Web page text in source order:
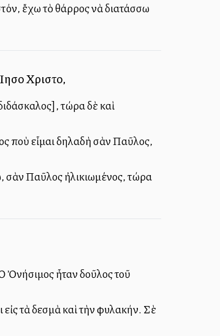
ἔχω τὸ θάρρος νὰ διατάσσω
Χριστοῦ,
τώρα δὲ καὶ
ποὺ εἶμαι δηλαδὴ σὰν Παῦλος,
σὰν Παῦλος ἠλικιωμένος, τώρα
ἦταν δοῦλος τοῦ
τὰ δεσμὰ καὶ τὴν φυλακήν. Σὲ